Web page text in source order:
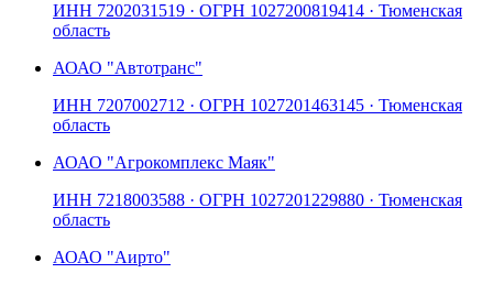
ИНН 7202031519 · ОГРН 1027200819414 · Тюменская
область
АОАО "Автотранс"
ИНН 7207002712 · ОГРН 1027201463145 · Тюменская
область
АОАО "Агрокомплекс Маяк"
ИНН 7218003588 · ОГРН 1027201229880 · Тюменская
область
АОАО "Аирто"